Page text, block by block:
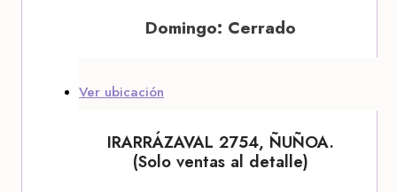
Domingo: Cerrado
Ver ubicación
IRARRÁZAVAL 2754, ÑUÑOA.
(Solo ventas al detalle)